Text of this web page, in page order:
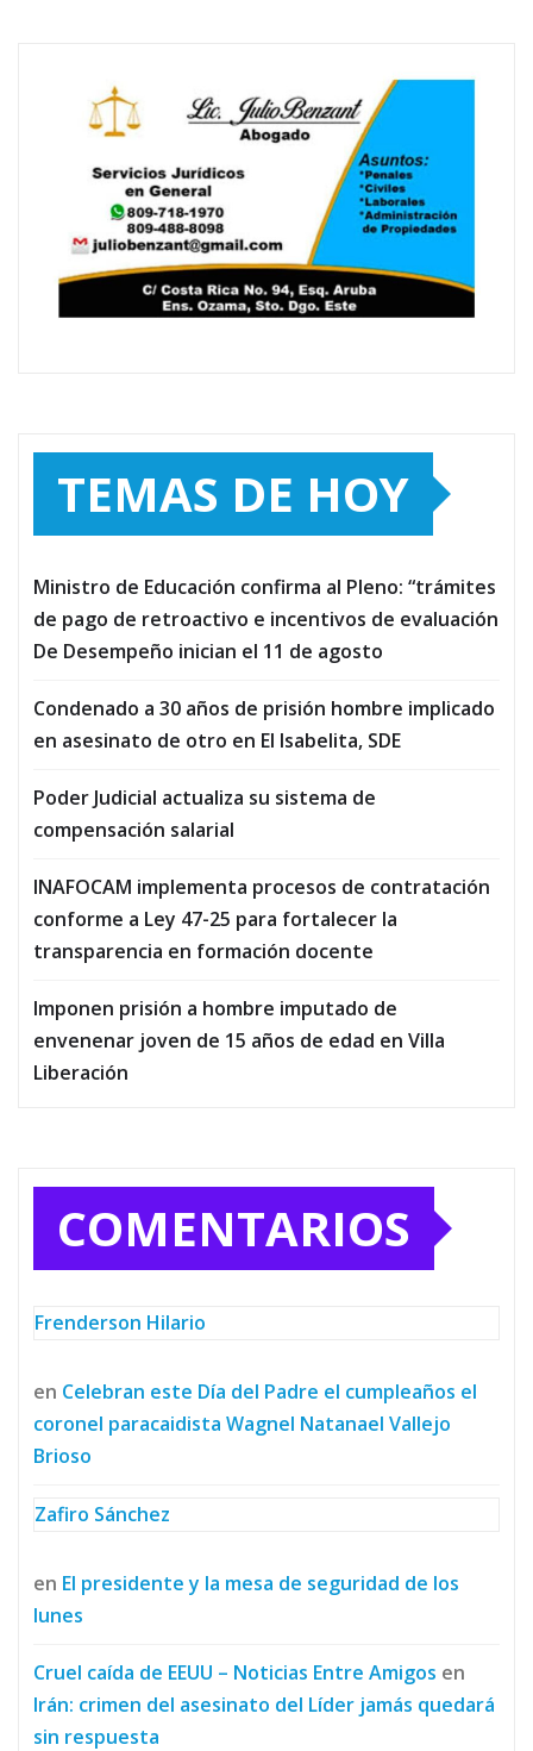
TEMAS DE HOY
Ministro de Educación confirma al Pleno: “trámites
de pago de retroactivo e incentivos de evaluación
De Desempeño inician el 11 de agosto
Condenado a 30 años de prisión hombre implicado
en asesinato de otro en El Isabelita, SDE
Poder Judicial actualiza su sistema de
compensación salarial
INAFOCAM implementa procesos de contratación
conforme a Ley 47-25 para fortalecer la
transparencia en formación docente
Imponen prisión a hombre imputado de
envenenar joven de 15 años de edad en Villa
Liberación
COMENTARIOS
Frenderson Hilario
en Celebran este Día del Padre el cumpleaños el
coronel paracaidista Wagnel Natanael Vallejo
Brioso
Zafiro Sánchez
en El presidente y la mesa de seguridad de los
lunes
Cruel caída de EEUU – Noticias Entre Amigos en
Irán: crimen del asesinato del Líder jamás quedará
sin respuesta